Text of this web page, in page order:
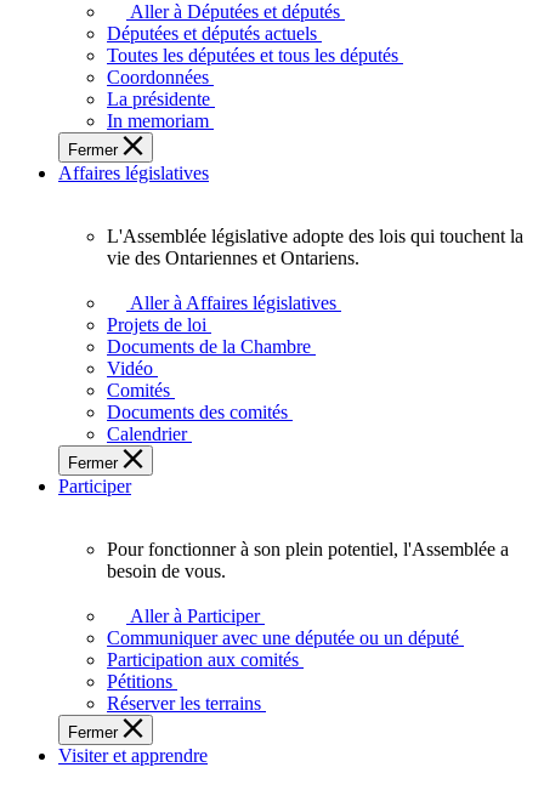
députés
vous
représentent
sein
de
l'Assemblée
législative
l'Ontario.
Aller à Députées et députés
Députées et députés actuels
Toutes les députées et tous les députés
Coordonnées
La présidente
In memoriam
Fermer
Affaires législatives
L'Assemblée
adopte
touchent
des
Ontariennes
et
L'Assemblée législative adopte des lois qui touchent la
vie des Ontariennes et Ontariens.
Aller à Affaires législatives
Projets de loi
Documents de la Chambre
Vidéo
Comités
Documents des comités
Calendrier
Fermer
Participer
plein
potentiel,
l'Assemblée
a
besoin
de
Pour fonctionner à son plein potentiel, l'Assemblée a
besoin de vous.
Aller à Participer
Communiquer avec une députée ou un député
Participation aux comités
Pétitions
Réserver les terrains
Fermer
Visiter et apprendre